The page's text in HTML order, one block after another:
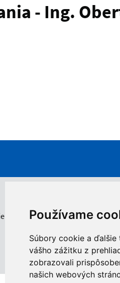
Používame
Súbory cookie a ďalšie
vášho zážitku z
zobrazovali
našich webových
- Ing.